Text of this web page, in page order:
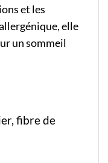
et les
elle
un sommeil
fibre de